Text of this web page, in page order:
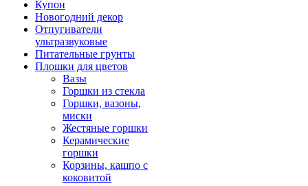
Купон
Новогодний декор
Отпугиватели
ультразвуковые
Питательные грунты
Плошки для цветов
Вазы
Горшки из стекла
Горшки, вазоны,
миски
Жестяные горшки
Керамические
горшки
Корзины, кашпо с
коковитой